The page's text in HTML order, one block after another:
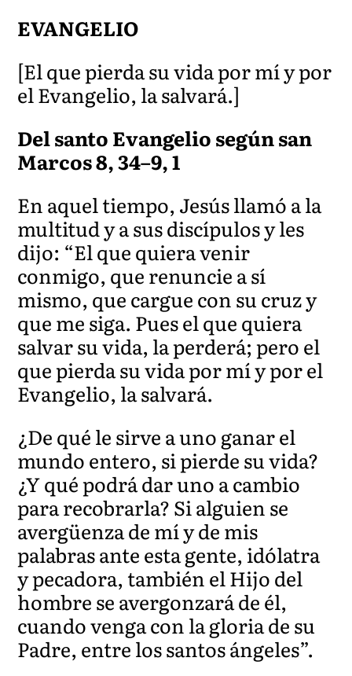
EVANGELIO
[El que pierda su vida por mí y por
el Evangelio, la salvará.]
Del santo Evangelio según san
Marcos 8, 34–9, 1
En aquel tiempo, Jesús llamó a la
multitud y a sus discípulos y les
dijo: “El que quiera venir
conmigo, que renuncie a sí
mismo, que cargue con su cruz y
que me siga. Pues el que quiera
salvar su vida, la perderá; pero el
que pierda su vida por mí y por el
Evangelio, la salvará.
¿De qué le sirve a uno ganar el
mundo entero, si pierde su vida?
¿Y qué podrá dar uno a cambio
para recobrarla? Si alguien se
avergüenza de mí y de mis
palabras ante esta gente, idólatra
y pecadora, también el Hijo del
hombre se avergonzará de él,
cuando venga con la gloria de su
Padre, entre los santos ángeles”.